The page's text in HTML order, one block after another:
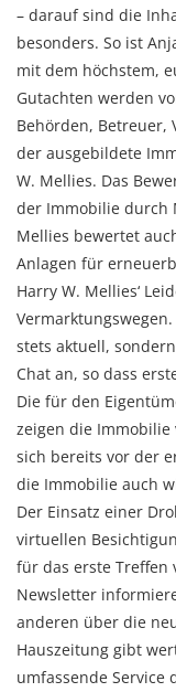
– darauf sind die
besonders. So ist
mit dem höchstem,
Gutachten werden
Behörden, Betreuer,
der ausgebildete
W. Mellies. Das
der Immobilie durch
Mellies bewertet
Anlagen für
Harry W. Mellies‘
stets aktuell,
Chat an, so dass
Die für den
zeigen die Immobilie
sich bereits vor der
die Immobilie auch
Der Einsatz einer
virtuellen
für das erste Treffen
Newsletter
anderen über die
Hauszeitung gibt
umfassende Service